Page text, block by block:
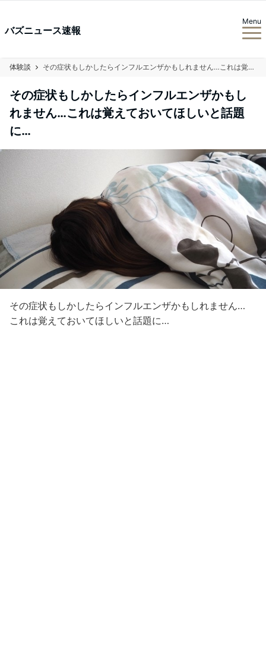
バズニュース速報
Menu
体験談 その症状もしかしたらインフルエンザかもしれません…これは覚えておいてほしいと話題に…
その症状もしかしたらインフルエンザかもし
れません…これは覚えておいてほしいと話題
に…
その症状もしかしたらインフルエンザかもしれません…
これは覚えておいてほしいと話題に…